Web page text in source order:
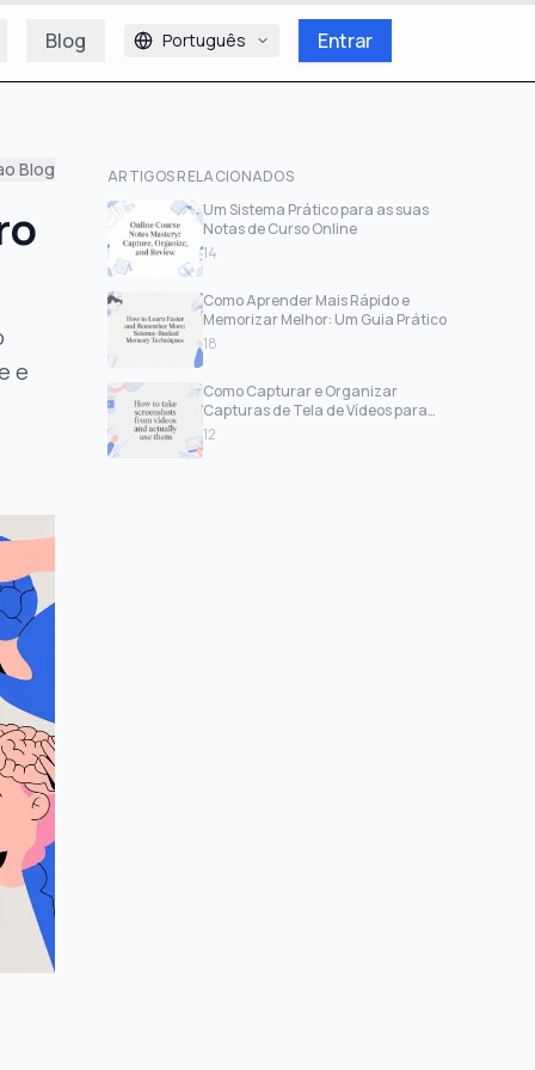
Blog Português Entrar
Blog
e
ARTIGOS RELACIONADOS
Um Sistema Prático para as suas
Notas de Curso Online
14
Como Aprender Mais Rápido e
Memorizar Melhor: Um Guia Prático
18
Como Capturar e Organizar
Capturas de Tela de Vídeos para
Anotações
12